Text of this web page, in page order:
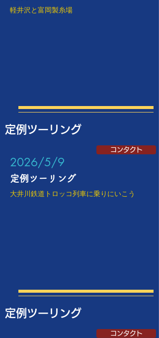
軽井沢と富岡製糸場
定例ツーリング
​2026/5/9
コンタクト
定例ツーリング
大井川鉄道トロッコ列車に乗りにいこう
定例ツーリング
コンタクト